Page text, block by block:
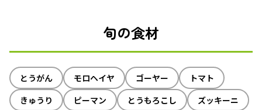
旬の食材
とうがん モロヘイヤ ゴーヤー
トマト
きゅうり
ピーマン とうもろこし ズッキーニ